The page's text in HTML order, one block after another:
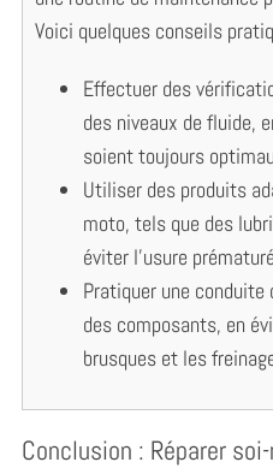
Voici quelques conseils
Effectuer des
des niveaux de fluide,
soient toujours
Utiliser des produits
moto, tels que des
éviter l’usure
Pratiquer une conduite
des composants, en
brusques et les
Conclusion : Réparer